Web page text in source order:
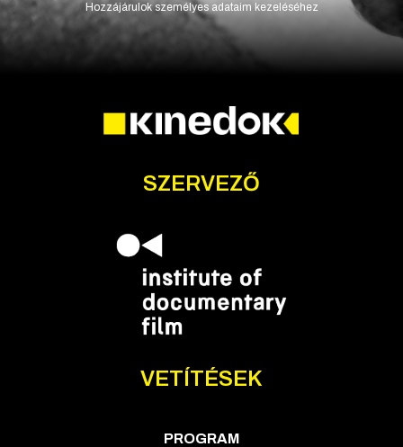
Hozzájárulok személyes adataim kezeléséhez
SZERVEZŐ
VETÍTÉSEK
PROGRAM